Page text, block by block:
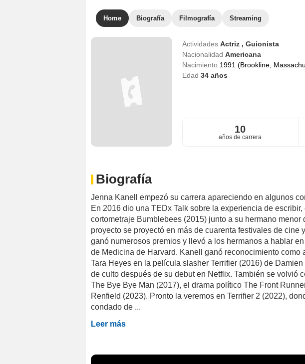
Home Biografía Filmografía Streaming
Actividades Actriz , Guionista
Nacionalidad Americana
Nacimiento 1991 (Brookline,
Edad 34años
10
años de carrera
Biografía
Jenna Kanell empezó su carrera apareciendo en algunos
En 2016 dio una TEDx Talk sobre la experiencia de escribir,
cortometraje Bumblebees (2015) junto a su hermano menor
proyecto se proyectó en más de cuarenta festivales de cine
ganó numerosos premios y llevó a los hermanos a hablar
de Medicina de Harvard. Kanell ganó reconocimiento como
Tara Heyes en la película slasher Terrifier (2016) de
de culto después de su debut en Netflix. También se volvió
The Bye Bye Man (2017), el drama político The Front
Renfield (2023). Pronto la veremos en Terrifier 2 (2022),
condado de ...
Leer más